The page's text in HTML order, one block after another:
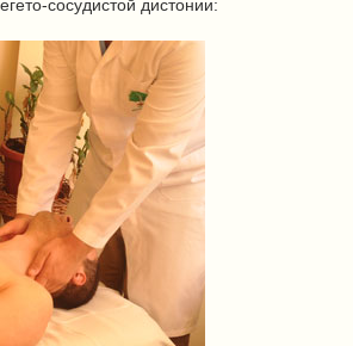
сосудистой дистонии: